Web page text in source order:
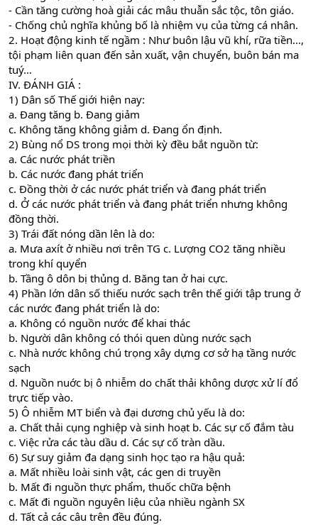
- Cần tăng cường hoà giải các mâu thuẫn sắc tộc, tôn giáo.
- Chống chủ nghĩa khủng bố là nhiệm vụ của từng cá nhân.
2. Hoạt động kinh tế ngầm : Như buôn lậu vũ khí, rữa tiền...,
tội phạm liên quan đến sản xuất, vận chuyển, buôn bán ma
tuý…
IV. ĐÁNH GIÁ :
1) Dân số Thế giới hiện nay:
a. Đang tăng b. Đang giảm
c. Không tăng không giảm d. Đang ổn định.
2) Bùng nổ DS trong mọi thời kỳ đều bắt nguồn từ:
a. Các nước phát triền
b. Các nước đang phát triển
c. Đồng thời ở các nước phát triển và đang phát triển
d. Ở các nước phát triển và đang phát triển nhưng không
đồng thời.
3) Trái đất nóng dần lên là do:
a. Mưa axít ở nhiều nơi trên TG c. Lượng CO2 tăng nhiều
trong khí quyển
b. Tầng ô dôn bị thủng d. Băng tan ở hai cực.
4) Phần lớn dân số thiếu nước sạch trên thế giới tập trung ở
các nước đang phát triển là do:
a. Không có nguồn nước để khai thác
b. Người dân không có thói quen dùng nước sạch
c. Nhà nước không chú trọng xây dựng cơ sở hạ tầng nước
sạch
d. Nguồn nuớc bị ô nhiễm do chất thải không dược xử lí đổ
trực tiếp vào.
5) Ô nhiễm MT biển và đại dương chủ yếu là do:
a. Chất thải cụng nghiệp và sinh hoạt b. Các sự cố đắm tàu
c. Việc rửa các tàu dầu d. Các sự cố tràn dầu.
6) Sự suy giảm đa dạng sinh học tạo ra hậu quả:
a. Mất nhiều loài sinh vật, các gen di truyền
b. Mất đi nguồn thực phẩm, thuốc chữa bệnh
c. Mất đi nguồn nguyên liệu của nhiều ngành SX
d. Tất cả các câu trên đều đúng.